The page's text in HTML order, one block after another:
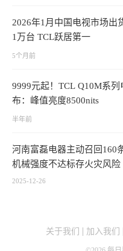
2026年1月中国电视市场出
1万台 TCL跃居第一
5个月前
9999元起！TCL Q10M系列
布：峰值亮度8500nits
半年前
河南富磊电器主动召回160
机械强度不达标存火灾风险
2025-12-26
关于我们 加入我们